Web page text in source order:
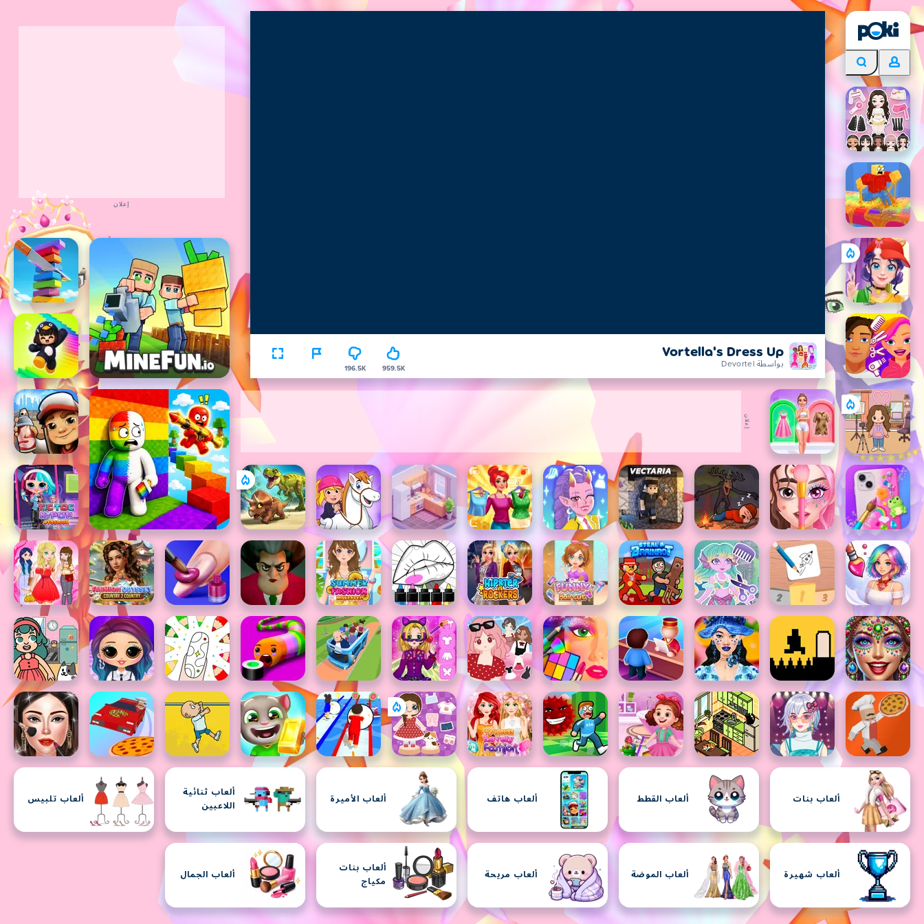
Vortella's Dress Up
بواسطة Devortel 959.5K
196.5K
ألعاب بنات ألعاب القطط ألعاب هاتف ألعاب الأميرة
ألعاب ثنائية
اللاعبين
ألعاب تلبيس
ألعاب شهيرة ألعاب الموضة ألعاب مريحة
ألعاب بنات
مكياج
ألعاب الجمال
إعلان
إعلان